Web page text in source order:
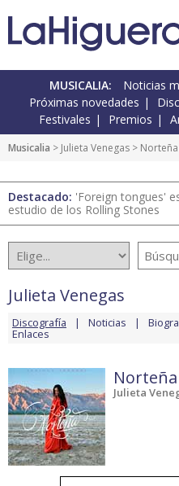
MUSICALIA: Noticias
Próximas novedades
Festivales
Premios
Musicalia > Julieta Venegas > Norteña
Destacado: 'Foreign tongues'
estudio de los Rolling Stones
Julieta Venegas
Discografía Noticias
Enlaces
Norteña
Julieta